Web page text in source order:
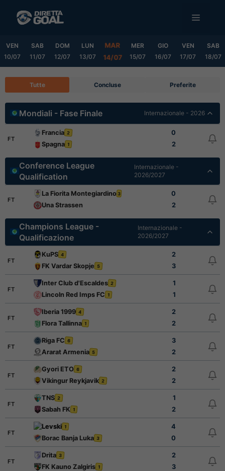
MENU
VEN
10/07
SAB
11/07
DOM
12/07
LUN
13/07
MAR
14/07
MER
15/07
GIO
16/07
VEN
17/07
SAB
18/07
Tutte Concluse Preferite
Mondiali - Fase Finale Internazionale - 2026
FT
Francia 2
0
Spagna 1 2
Conference League
Qualification
Internazionale -
2026/2027
FT
La Fiorita Montegiardino 3
0
Una Strassen
2
Champions League -
Qualificazione
Internazionale -
2026/2027
FT
KuPS 4
2
FK Vardar Skopje 5 3
FT
Inter Club d'Escaldes 2
1
Lincoln Red Imps FC 1 1
FT
Iberia 1999 4
2
Flora Tallinna 1 2
FT
Riga FC 6
3
Ararat Armenia 5 2
FT
Gyori ETO 6
2
Vikingur Reykjavik 2 2
FT
TNS 2
1
Sabah FK 1 2
FT
Levski 1
4
Borac Banja Luka 3 0
FT
Drita 3
2
FK Kauno Zalgiris 1 3